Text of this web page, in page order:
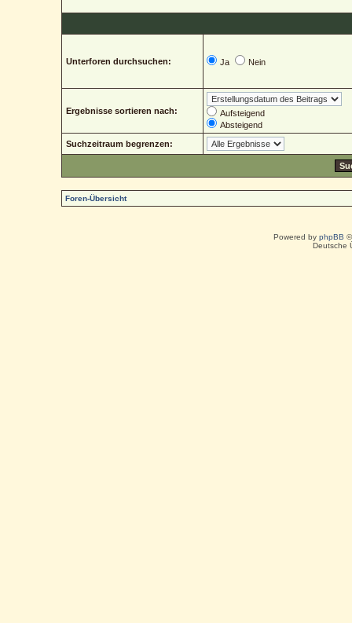
Unterforen durchsuchen: Ja Nein
Ergebnisse sortieren nach:
Aufsteigend
Absteigend
Suchzeitraum begrenzen:
Foren-Übersicht
Powered by phpBB
Deutsche